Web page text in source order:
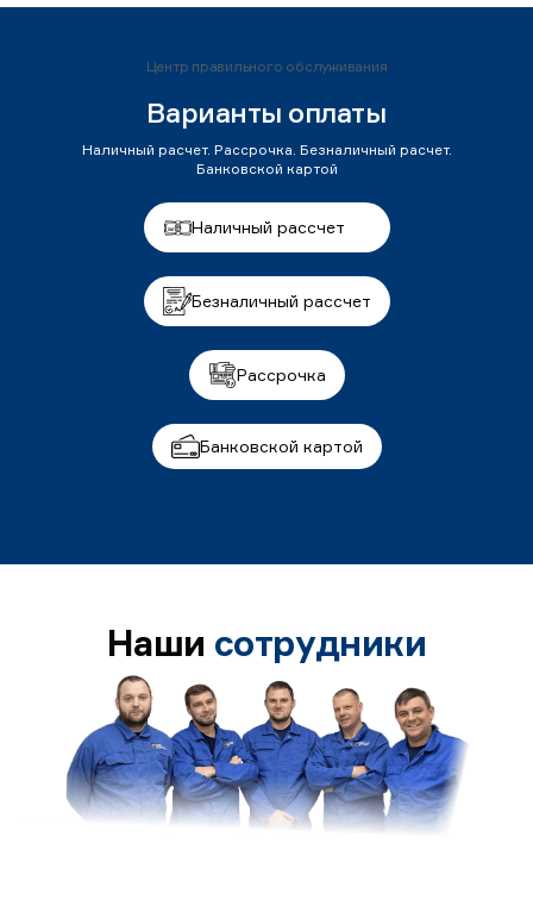
Центр правильного обслуживания
Варианты оплаты
Наличный расчет. Рассрочка. Безналичный расчет.
Банковской картой
Наличный рассчет
Безналичный рассчет
Рассрочка
Банковской картой
Наши сотрудники